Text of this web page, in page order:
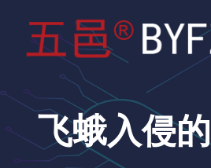
飞蛾入侵